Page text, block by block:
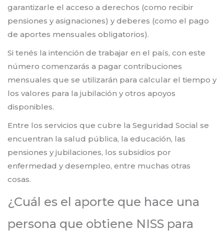
garantizarle el acceso a derechos (como recibir
pensiones y asignaciones) y deberes (como el pago
de aportes mensuales obligatorios).
Si tenés la intención de trabajar en el país, con este
número comenzarás a pagar contribuciones
mensuales que se utilizarán para calcular el tiempo y
los valores para la jubilación y otros apoyos
disponibles.
Entre los servicios que cubre la Seguridad Social se
encuentran la salud pública, la educación, las
pensiones y jubilaciones, los subsidios por
enfermedad y desempleo, entre muchas otras
cosas.
¿Cuál es el aporte que hace una
persona que obtiene NISS para